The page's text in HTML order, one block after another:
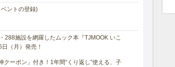
ントの登録)
288施設を網羅したムック本『TJMOOK いこ
（月）発売！
クーポン」付き！1年間“くり返し”使える、子